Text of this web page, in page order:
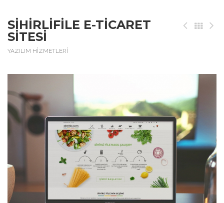
SIHIRLIFILE E-TICARET
SITESI
YAZILIM HİZMETLERİ